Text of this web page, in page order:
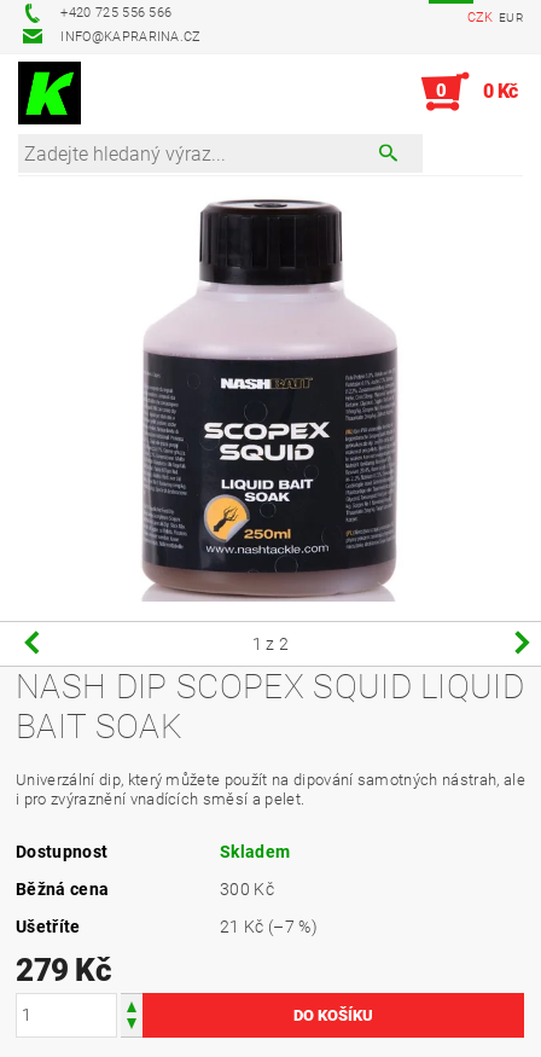
+420 725 556 566
INFO@KAPRARINA.CZ
CZK EUR
0 0 Kč
1 z 2
NASH DIP SCOPEX SQUID LIQUID
BAIT SOAK
Univerzální dip, který můžete použít na dipování samotných nástrah, ale
i pro zvýraznění vnadících směsí a pelet.
Dostupnost
Skladem
Běžná cena
300 Kč
Ušetříte
21 Kč (–7 %)
279 Kč